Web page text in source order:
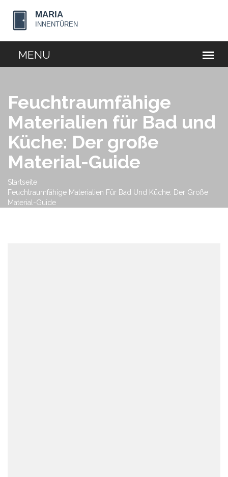
Feuchtraumfähige
Materialien für Bad und
Küche: Der große
Material-Guide
Startseite
Feuchtraumfähige Materialien Für Bad Und Küche: Der Große
Material-Guide